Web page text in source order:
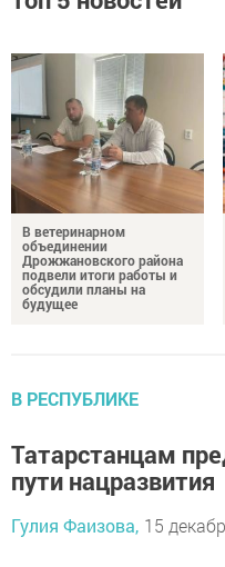
В ветеринарном
объединении
Дрожжановского района
подвели итоги работы и
обсудили планы на
будущее
В РЕСПУБЛИКЕ
Татарстанцам
пути нацразвития
Гулия Фаизова, 15